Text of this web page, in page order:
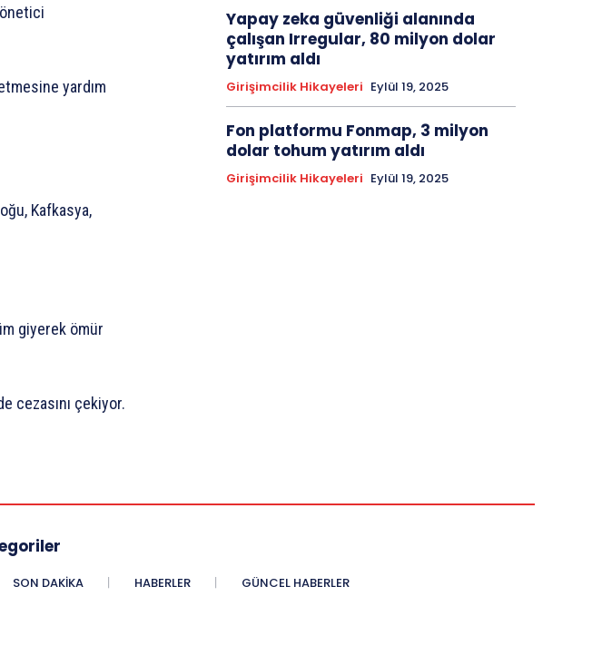
yardım
giyerek ömür
cezasını çekiyor.
Yapay zeka güvenliği alanında
çalışan Irregular, 80 milyon dolar
yatırım aldı
Girişimcilik Hikayeleri Eylül 19, 2025
Fon platformu Fonmap, 3 milyon
dolar tohum yatırım aldı
Girişimcilik Hikayeleri Eylül 19, 2025
SON DAKIKA HABERLER GÜNCEL HABERLER